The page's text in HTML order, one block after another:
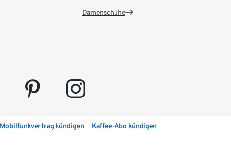
Damenschuhe
pinterest instagram
Mobilfunkvertrag kündigen Kaffee-Abo kündigen